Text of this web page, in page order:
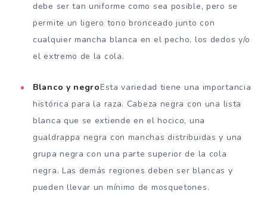
debe ser tan uniforme como sea posible, pero se
permite un ligero tono bronceado junto con
cualquier mancha blanca en el pecho, los dedos y/o
el extremo de la cola.
Blanco y negroEsta variedad tiene una importancia
histórica para la raza. Cabeza negra con una lista
blanca que se extiende en el hocico, una
gualdrappa negra con manchas distribuidas y una
grupa negra con una parte superior de la cola
negra. Las demás regiones deben ser blancas y
pueden llevar un mínimo de mosquetones.